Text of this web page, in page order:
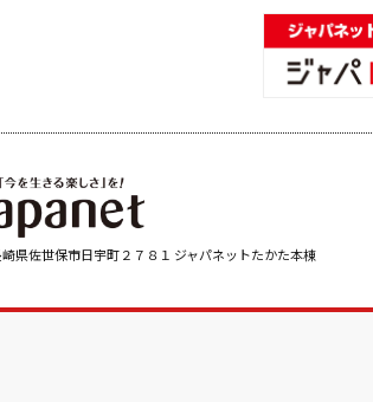
県佐世保市日宇町２７８１ ジャパネットたかた本棟